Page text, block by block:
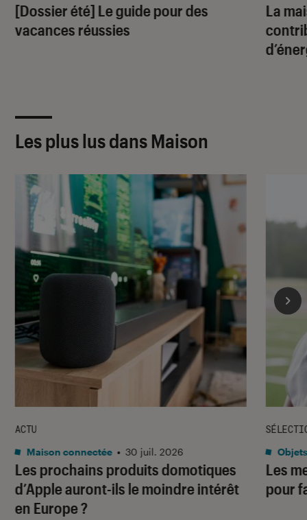
[Dossier été] Le guide pour des
vacances réussies
La
Les plus lus dans Maison
Les prochains produits domotiques
d’Apple auront-ils le moindre intérêt
en Europe ?
ACTU
Maison connectée • 30 juil. 2026
Les
pour